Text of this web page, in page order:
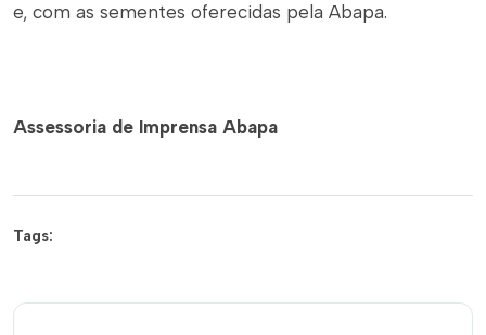
e, com as sementes oferecidas pela Abapa.
Assessoria de Imprensa Abapa
Tags: